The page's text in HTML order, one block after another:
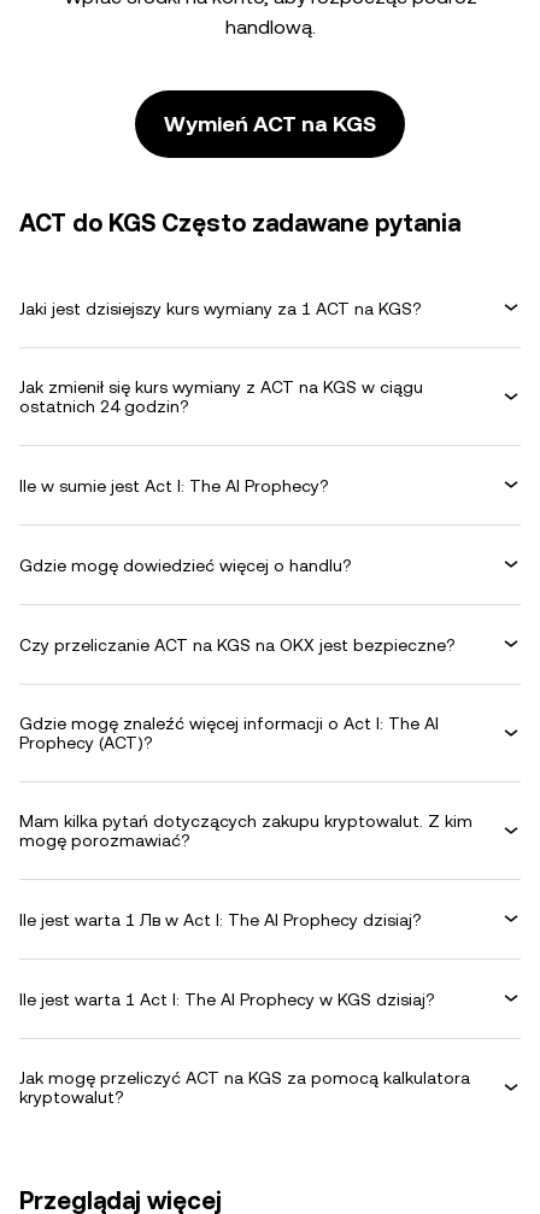
handlową.
Wymień ACT na KGS
ACT do KGS Często zadawane pytania
Jaki jest dzisiejszy kurs wymiany za 1 ACT na KGS?
Jak zmienił się kurs wymiany z ACT na KGS w ciągu
ostatnich 24 godzin?
Ile w sumie jest Act I: The AI Prophecy?
Gdzie mogę dowiedzieć więcej o handlu?
Czy przeliczanie ACT na KGS na OKX jest bezpieczne?
Gdzie mogę znaleźć więcej informacji o Act I: The AI
Prophecy (ACT)?
Mam kilka pytań dotyczących zakupu kryptowalut. Z kim
mogę porozmawiać?
Ile jest warta 1 Лв w Act I: The AI Prophecy dzisiaj?
Ile jest warta 1 Act I: The AI Prophecy w KGS dzisiaj?
Jak mogę przeliczyć ACT na KGS za pomocą kalkulatora
kryptowalut?
Przeglądaj więcej